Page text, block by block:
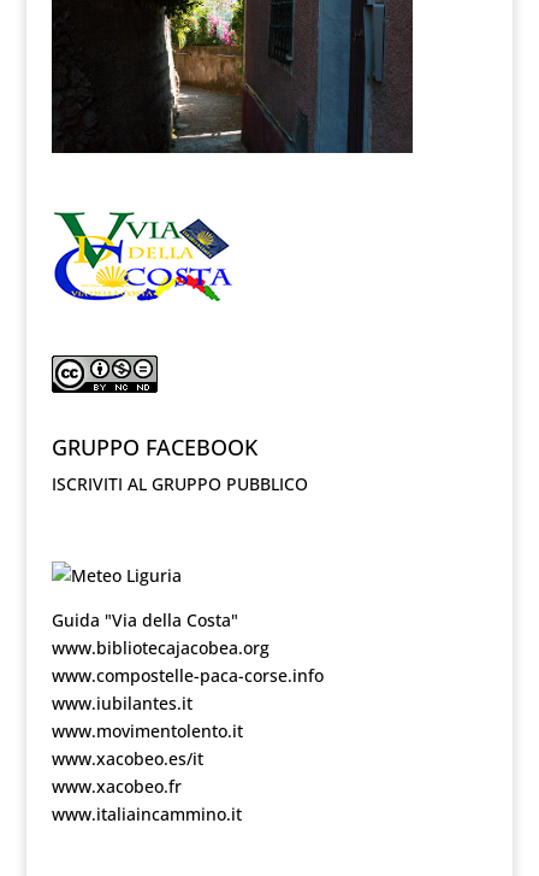
GRUPPO FACEBOOK
ISCRIVITI AL GRUPPO PUBBLICO
Guida "Via della Costa"
www.bibliotecajacobea.org
www.compostelle-paca-corse.info
www.iubilantes.it
www.movimentolento.it
www.xacobeo.es/it
www.xacobeo.fr
www.italiaincammino.it